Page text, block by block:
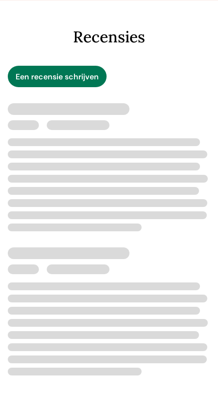
Recensies
Een recensie schrijven